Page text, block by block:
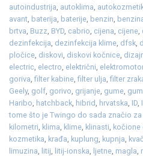
autoindustrija, autoklima,
avant, baterija, baterije, benzin,
brtva, Buzz, BYD, cabrio, cijena, cijene,
dezinfekcija, dezinfekcija klime, dfsk,
pločice, diskovi, diskovi kočnice,
electric, electro, električni, elektromotor
goriva,filter kabine,filter ulja,filter
Geely, golf, gorivo, grijanje, gume,
Haribo, hatchback, hibrid, hrvatska, ID,
tome što je Twingo do sada značio za
kilometri, klima, klime, klinasti,
kozmetika, krađa, kuplung, kupnja,
limuzina, litij, litij-ionska, ljetne, magla,